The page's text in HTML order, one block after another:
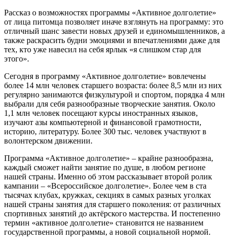
Рассказ о возможностях программы «Активное долголетие»
от лица питомца позволяет иначе взглянуть на программу: это
отличный шанс завести новых друзей и единомышленников, а
также раскрасить будни эмоциями и впечатлениями даже для
тех, кто уже навесил на себя ярлык «я слишком стар для
этого».
Сегодня в программу «Активное долголетие» вовлечены
более 14 млн человек старшего возраста: более 8,5 млн из них
регулярно занимаются физкультурой и спортом, порядка 4 млн
выбрали для себя разнообразные творческие занятия. Около
1,1 млн человек посещают курсы иностранных языков,
изучают азы компьютерной и финансовой грамотности,
историю, литературу. Более 300 тыс. человек участвуют в
волонтерском движении.
Программа «Активное долголетие» – крайне разнообразна,
каждый сможет найти занятие по душе, в любом регионе
нашей страны. Именно об этом рассказывает второй ролик
кампании – «Всероссийское долголетие». Более чем в ста
тысячах клубах, кружках, секциях в самых разных уголках
нашей страны занятия для старшего поколения: от различных
спортивных занятий до актёрского мастерства. И постепенно
термин «активное долголетие» становится не названием
государственной программы, а новой социальной нормой.